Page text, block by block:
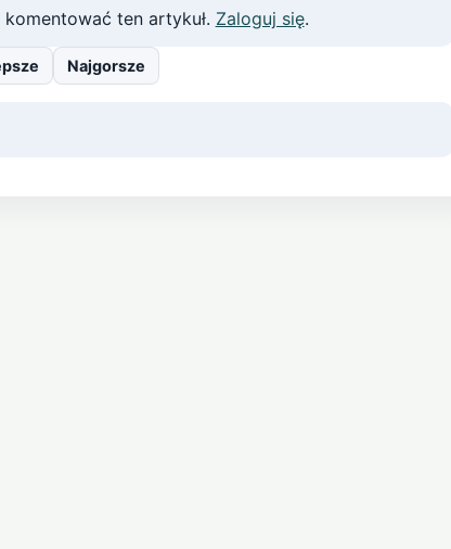
ten artykuł. Zaloguj się.
Najgorsze